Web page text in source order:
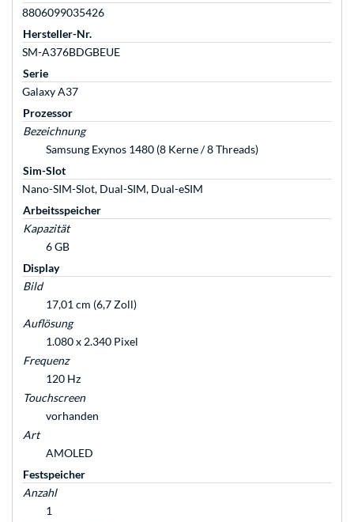
8806099035426
Hersteller-Nr.
SM-A376BDGBEUE
Serie
Galaxy A37
Prozessor
Bezeichnung
Samsung Exynos 1480 (8 Kerne / 8 Threads)
Sim-Slot
Nano-SIM-Slot, Dual-SIM, Dual-eSIM
Arbeitsspeicher
Kapazität
6 GB
Display
Bild
17,01 cm (6,7 Zoll)
Auflösung
1.080 x 2.340 Pixel
Frequenz
120 Hz
Touchscreen
vorhanden
Art
AMOLED
Festspeicher
Anzahl
1